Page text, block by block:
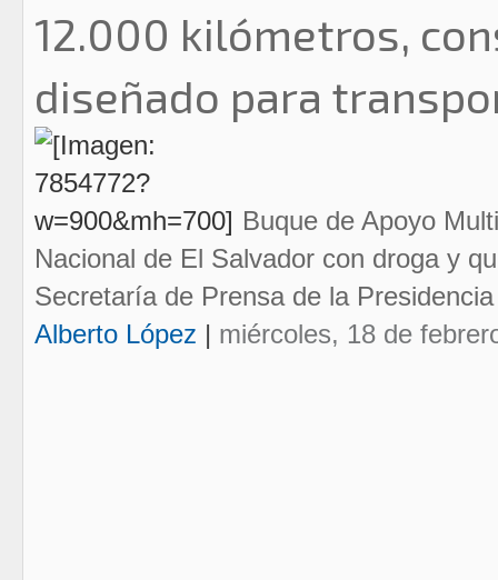
12.000 kilómetros,
diseñado para
Buque de Apoyo
Nacional de El Salvador con droga y
Secretaría de Prensa de la
Alberto López | miércoles, 18 de